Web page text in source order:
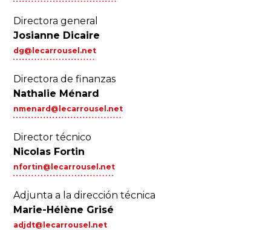
Directora general
Josianne Dicaire
dg@lecarrousel.net
Directora de finanzas
Nathalie Ménard
nmenard@lecarrousel.net
Director técnico
Nicolas Fortin
nfortin@lecarrousel.net
Adjunta a la dirección técnica
Marie-Hélène Grisé
adjdt@lecarrousel.net